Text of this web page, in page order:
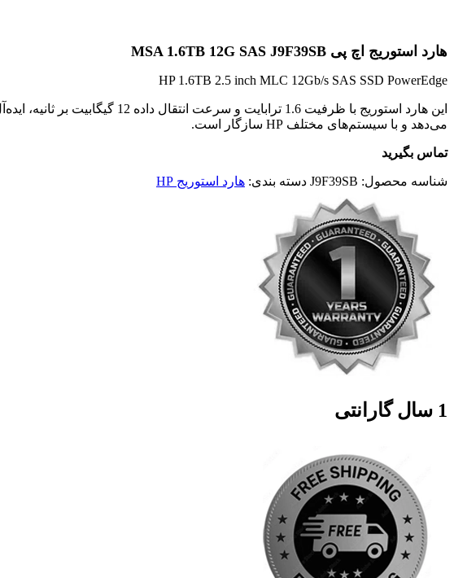
هارد استوریج اچ پی MSA 1.6TB 12G SAS J9F39SB
HP 1.6TB 2.5 inch MLC 12Gb/s SAS SSD PowerEdge
می‌دهد و با سیستم‌های مختلف HP سازگار است.
تماس بگیرید
شناسه محصول: J9F39SB دسته بندی: هارد استوریج HP
1 سال گارانتی